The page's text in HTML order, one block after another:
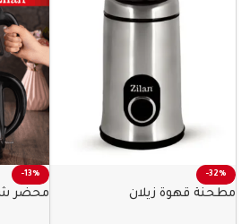
-32%
مطحنة قهوة زيلان
-13%